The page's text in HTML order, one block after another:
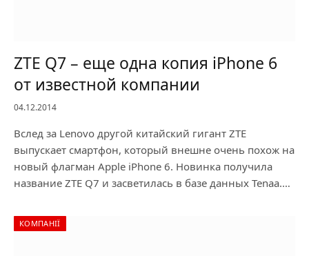
ZTE Q7 – еще одна копия iPhone 6
от известной компании
04.12.2014
Вслед за Lenovo другой китайский гигант ZTE
выпускает смартфон, который внешне очень похож на
новый флагман Apple iPhone 6. Новинка получила
название ZTE Q7 и засветилась в базе данных Tenaa.…
КОМПАНІЇ